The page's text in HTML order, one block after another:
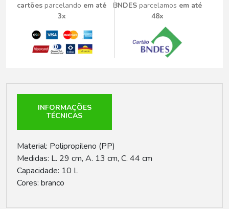
cartões parcelando em até
3x
BNDESparcelamos em até
48x
INFORMAÇÕES
TÉCNICAS
Material: Polipropileno (PP)
Medidas: L. 29 cm, A. 13 cm, C. 44 cm
Capacidade: 10 L
Cores: branco